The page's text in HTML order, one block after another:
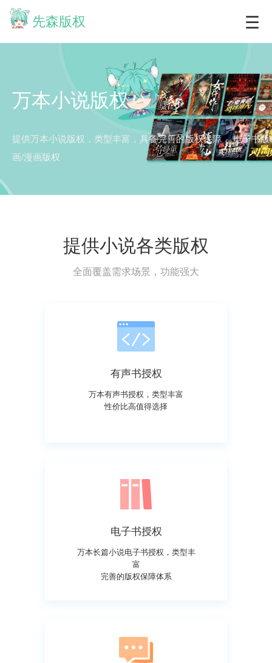
先森版权 ☰
万本小说版权
提供万本小说版权，类型丰富，具备完善的版权保障，电子书版
画/漫画版权
提供小说各类版权
全面覆盖需求场景，功能强大
有声书授权
万本有声书授权，类型丰富
性价比高值得选择
电子书授权
万本长篇小说电子书授权，类型丰
富
完善的版权保障体系